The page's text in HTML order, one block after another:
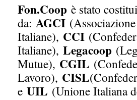
Fon.Coop è stato
da: AGCI
Italiane), CCI
Italiane), Legacoop
Mutue), CGIL
Lavoro), CISL
e UIL (Unione Italiana